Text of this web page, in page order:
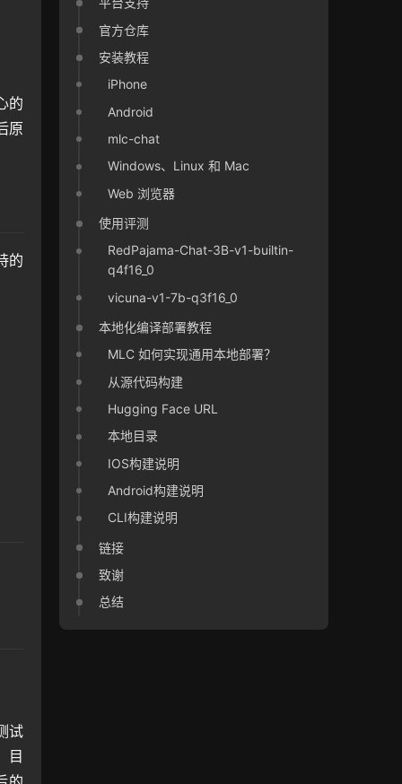
的
原
的
试
目
官方仓库
安装教程
iPhone
Android
mlc-chat
Windows、Linux 和 Mac
Web 浏览器
使用评测
RedPajama-Chat-3B-v1-builtin-
q4f16_0
vicuna-v1-7b-q3f16_0
本地化编译部署教程
MLC 如何实现通用本地部署？
从源代码构建
Hugging Face URL
本地目录
IOS构建说明
Android构建说明
CLI构建说明
链接
致谢
总结